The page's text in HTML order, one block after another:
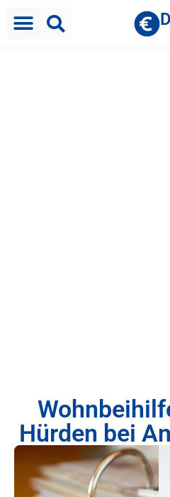
Hürden bei